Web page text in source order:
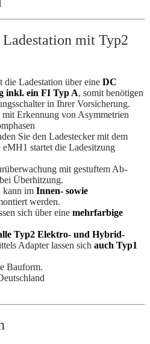
mit Typ2
die Ladestation über eine DC
inkl. ein FI Typ A, somit benötigen
in Ihrer Vorsicherung.
mit Erkennung von Asymmetrien
Sie den Ladestecker mit dem
startet die Ladesitzung
mit gestuf­tem Ab­
Über­hitzung.
im Innen- sowie
werden.
sich über eine mehrfarbige
Typ2 Elektro- und Hybrid-
Adapter lassen sich auch Typ1
Bauform.